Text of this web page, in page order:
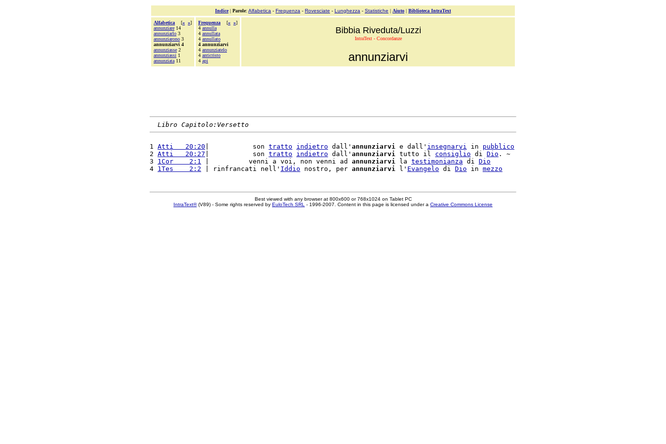
Indice| Parole: Alfabetica - Frequenza - Rovesciate - Lunghezza - Statistiche | Aiuto | Biblioteca IntraText
Alfabetica [« »]
annunziare 14
annunziarlo 3
annunziarono 3
annunziarvi 4
annunziasse 2
annunziassi 1
annunziata 11
Frequenza [« »]
4 annulla
4 annullata
4 annullato
4 annunziarvi
4 annunziatelo
4 anticristo
4 api
Bibbia Riveduta/Luzzi
IntraText - Concordanze
annunziarvi
Libro Capitolo:Versetto
1 Atti   20:20 |           son tratto indietro dall' annunziarvi e dall' insegnarvi in pubblico
2 Atti   20:27 |           son tratto indietro dall' annunziarvi tutto il consiglio di Dio . ~
3 1Cor    2:1 |          venni a voi, non venni ad annunziarvi la testimonianza di Dio
4 1Tes    2:2 | rinfrancati nell' Iddio nostro, per annunziarvi l' Evangelo di Dio in mezzo
Best viewed with any browser at 800x600 or 768x1024 on Tablet PC
IntraText®(V89) - Some rights reserved by EuloTech SRL - 1996-2007. Content in this page is licensed under a Creative Commons License